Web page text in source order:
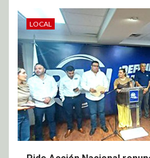
LOCAL